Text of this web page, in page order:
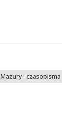
Mazury - czasopisma